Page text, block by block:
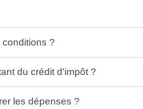
?
du crédit d'impôt ?
les dépenses ?